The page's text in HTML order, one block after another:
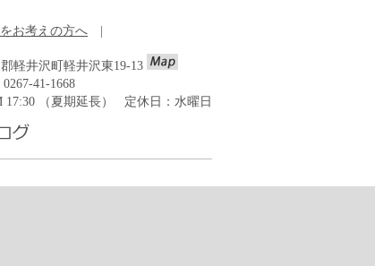
お考えの方へ |
軽井沢町軽井沢東19-13
41-1668
17:30 （夏期延長） 定休日：水曜日